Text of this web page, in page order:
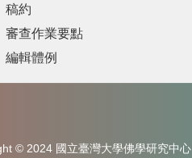
稿約
審查作業要點
編輯體例
© 2024 國立臺灣大學佛學研究中心